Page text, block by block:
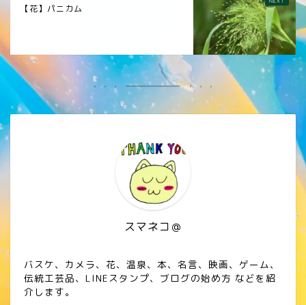
【花】パニカム
スマネコ＠
バスケ、カメラ、花、温泉、本、名言、映画、ゲーム、
伝統工芸品、LINEスタンプ、ブログの始め方 などを紹
介します。